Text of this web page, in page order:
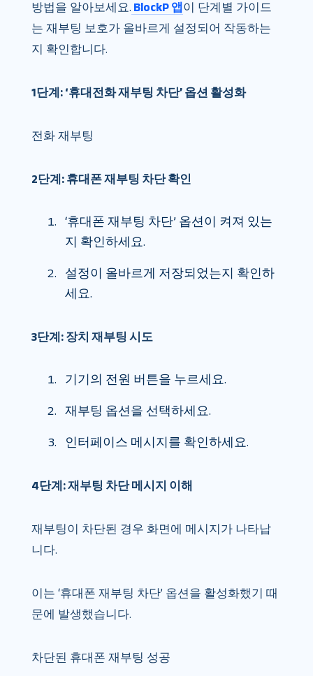
방법을 알아보세요. BlockP 앱 이 단계별 가이드
는 재부팅 보호가 올바르게 설정되어 작동하는
지 확인합니다.
1단계: ‘휴대전화 재부팅 차단’ 옵션 활성화
전화 재부팅
2단계: 휴대폰 재부팅 차단 확인
‘휴대폰 재부팅 차단’ 옵션이 켜져 있는
지 확인하세요.
설정이 올바르게 저장되었는지 확인하
세요.
3단계: 장치 재부팅 시도
기기의 전원 버튼을 누르세요.
재부팅 옵션을 선택하세요.
인터페이스 메시지를 확인하세요.
4단계: 재부팅 차단 메시지 이해
재부팅이 차단된 경우 화면에 메시지가 나타납
니다.
이는 ‘휴대폰 재부팅 차단’ 옵션을 활성화했기 때
문에 발생했습니다.
차단된 휴대폰 재부팅 성공